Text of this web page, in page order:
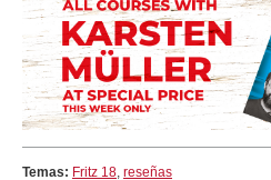
Temas: Fritz 18, reseñas